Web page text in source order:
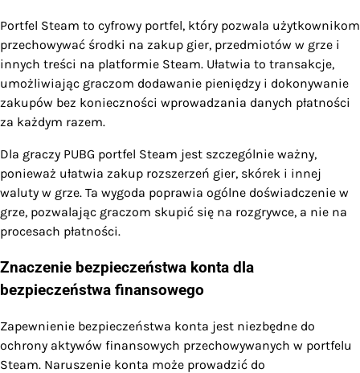
Portfel Steam to cyfrowy portfel, który pozwala użytkownikom
przechowywać środki na zakup gier, przedmiotów w grze i
innych treści na platformie Steam. Ułatwia to transakcje,
umożliwiając graczom dodawanie pieniędzy i dokonywanie
zakupów bez konieczności wprowadzania danych płatności
za każdym razem.
Dla graczy PUBG portfel Steam jest szczególnie ważny,
ponieważ ułatwia zakup rozszerzeń gier, skórek i innej
waluty w grze. Ta wygoda poprawia ogólne doświadczenie w
grze, pozwalając graczom skupić się na rozgrywce, a nie na
procesach płatności.
Znaczenie bezpieczeństwa konta dla
bezpieczeństwa finansowego
Zapewnienie bezpieczeństwa konta jest niezbędne do
ochrony aktywów finansowych przechowywanych w portfelu
Steam. Naruszenie konta może prowadzić do